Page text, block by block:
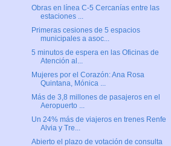
Obras en línea C-5 Cercanías entre las
estaciones ...
Primeras cesiones de 5 espacios
municipales a asoc...
5 minutos de espera en las Oficinas de
Atención al...
Mujeres por el Corazón: Ana Rosa
Quintana, Mónica ...
Más de 3,8 millones de pasajeros en el
Aeropuerto ...
Un 24% más de viajeros en trenes Renfe
Alvia y Tre...
Abierto el plazo de votación de consulta